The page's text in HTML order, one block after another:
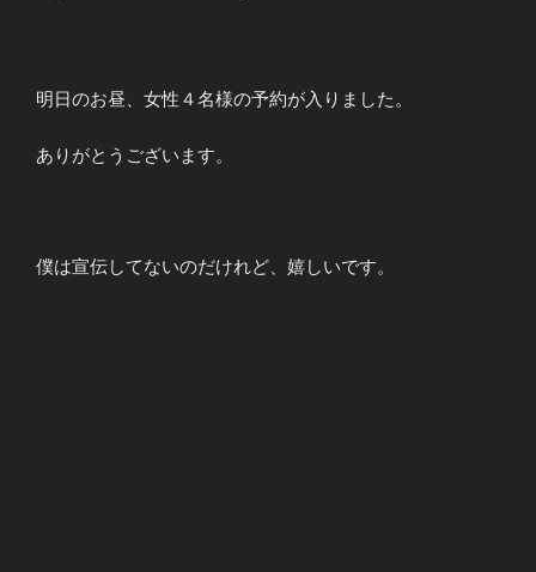
明日のお昼、女性４名様の予約が入りました。
ありがとうございます。
僕は宣伝してないのだけれど、嬉しいです。